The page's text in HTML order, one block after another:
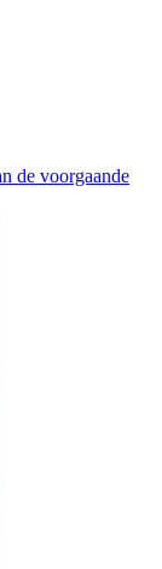
de voorgaande